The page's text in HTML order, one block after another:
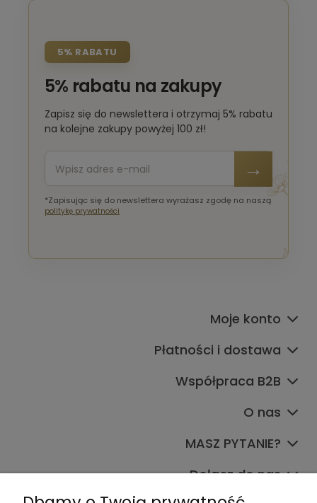
5% RABATU
5% rabatu na zakupy
Zapisz się do newslettera i otrzymaj 5% rabatu
na kolejne zakupy powyżej 100 zł!
*Zapisując się do newslettera wyrażasz zgodę na naszą
politykę prywatności
Moje konto
Płatności i dostawa
Współpraca B2B
O nas
MASZ PYTANIE?
Dołącz do nas